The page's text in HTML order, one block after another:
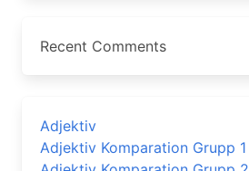
Recent Comments
Adjektiv
Adjektiv Komparation Grupp 1